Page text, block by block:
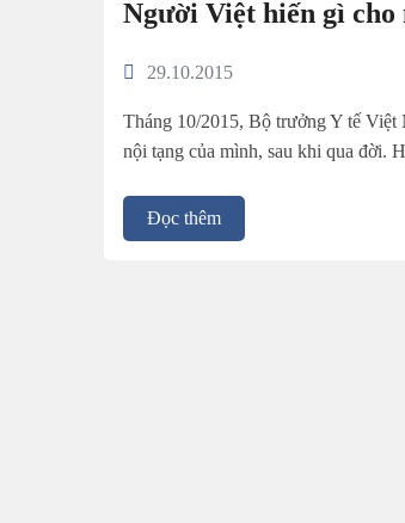
Người Việt hiến gì cho
29.10.2015
Tháng 10/2015, Bộ trưởng Y tế
nội tạng của mình, sau khi qua đời.
Đọc thêm